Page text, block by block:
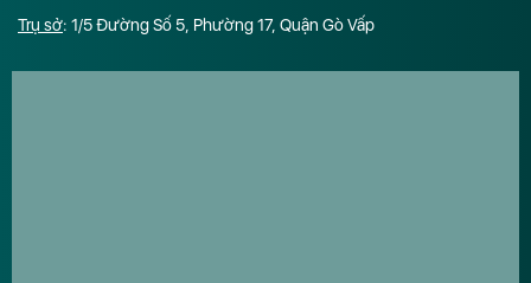
Trụ sở: 1/5 Đường Số 5, Phường 17, Quận Gò Vấp